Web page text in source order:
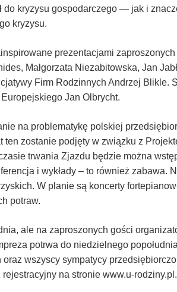
kryzysu gospodarczego — jak i
kryzysu.
prezentacjami zaproszonych
Małgorzata Niezabitowska, Jan
Firm Rodzinnych Andrzej Blikle.
Jan Olbrycht.
na problematykę polskiej
ten zostanie podjęty w związku z
trwania Zjazdu będzie można
i wykłady – to również zabawa.
W planie są koncerty
potraw.
ale na zaproszonych gości
potrwa do niedzielnego
wszyscy sympatycy
na stronie www.u-rodziny.pl.